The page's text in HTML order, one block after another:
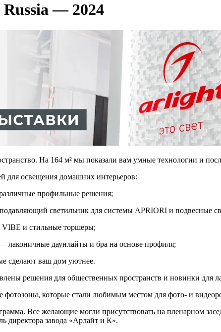
— 2024
На 164 м² мы показали вам умные технологии и
для освещения домашних интерьеров:
профильные решения;
светильник для системы APRIORI и подвесные
и стильные торшеры;
лаконичные даунлайты и бра на основе профиля;
сделают ваш дом уютнее.
решения для общественных пространств и новинки для
которые стали любимым местом для фото- и
Все желающие могли присутствовать на пленарном
директора завода «Арлайт и К».